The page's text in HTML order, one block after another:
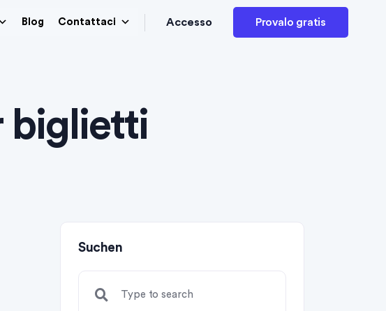
Blog Contattaci Accesso Provalo gratis
biglietti
Suchen